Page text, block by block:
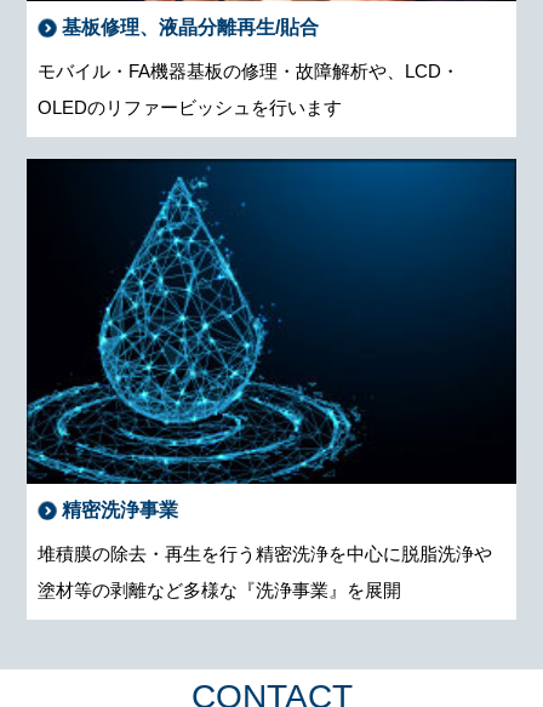
基板修理、液晶分離再生/貼合
モバイル・FA機器基板の修理・故障解析や、LCD・
OLEDのリファービッシュを行います
精密洗浄事業
堆積膜の除去・再生を行う精密洗浄を中心に脱脂洗浄や
塗材等の剥離など多様な『洗浄事業』を展開
CONTACT